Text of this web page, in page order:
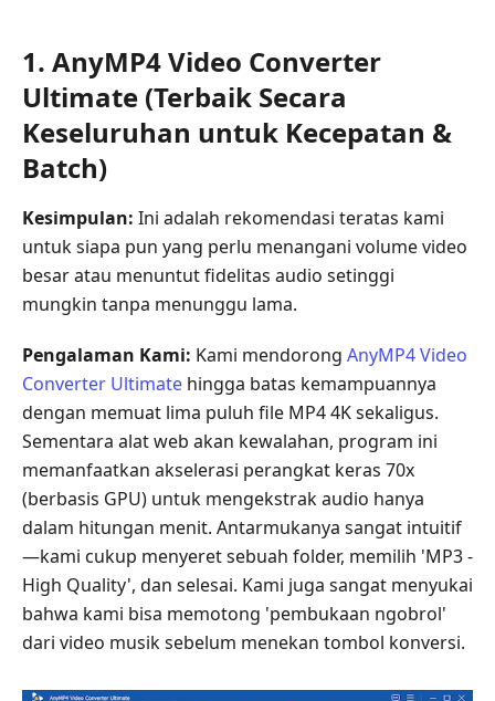
1. AnyMP4 Video Converter
Ultimate (Terbaik Secara
Keseluruhan untuk Kecepatan &
Batch)
Kesimpulan: Ini adalah rekomendasi teratas kami
untuk siapa pun yang perlu menangani volume video
besar atau menuntut fidelitas audio setinggi
mungkin tanpa menunggu lama.
Pengalaman Kami: Kami mendorong AnyMP4 Video
Converter Ultimate hingga batas kemampuannya
dengan memuat lima puluh file MP4 4K sekaligus.
Sementara alat web akan kewalahan, program ini
memanfaatkan akselerasi perangkat keras 70x
(berbasis GPU) untuk mengekstrak audio hanya
dalam hitungan menit. Antarmukanya sangat intuitif
—kami cukup menyeret sebuah folder, memilih 'MP3 -
High Quality', dan selesai. Kami juga sangat menyukai
bahwa kami bisa memotong 'pembukaan ngobrol'
dari video musik sebelum menekan tombol konversi.